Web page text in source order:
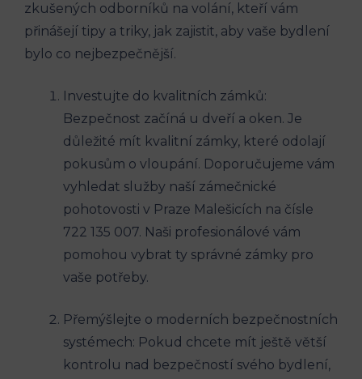
zkušených odborníků na volání, kteří vám
přinášejí tipy a triky, jak zajistit, aby vaše bydlení
bylo co nejbezpečnější.
Investujte do kvalitních zámků:
Bezpečnost začíná u dveří a oken. Je
důležité mít kvalitní zámky, které odolají
pokusům o vloupání. Doporučujeme vám
vyhledat služby naší zámečnické
pohotovosti v Praze Malešicích na čísle
722 135 007. Naši profesionálové vám
pomohou vybrat ty správné zámky pro
vaše potřeby.
Přemýšlejte o moderních bezpečnostních
systémech: Pokud chcete mít ještě větší
kontrolu nad bezpečností svého bydlení,